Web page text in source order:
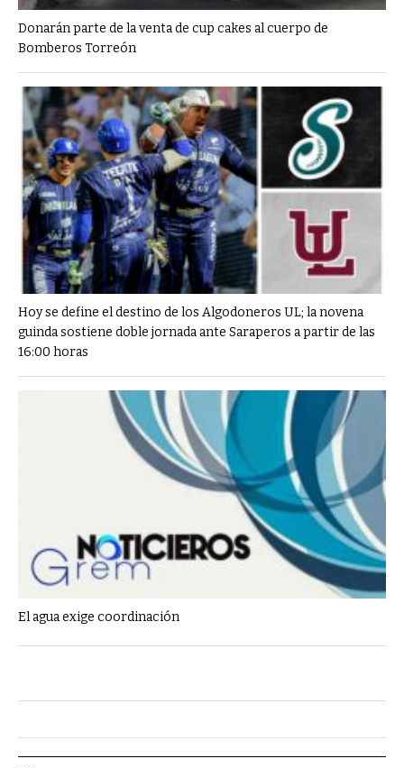
Donarán parte de la venta de cup cakes al cuerpo de
Bomberos Torreón
Hoy se define el destino de los Algodoneros UL; la novena
guinda sostiene doble jornada ante Saraperos a partir de las
16:00 horas
El agua exige coordinación